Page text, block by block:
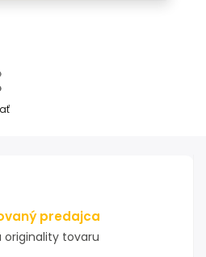
predajca
originality tovaru